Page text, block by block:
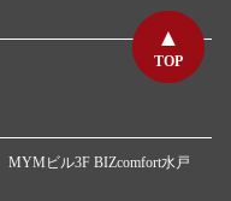
TOP
TOP
ビル3F BIZcomfort水戸